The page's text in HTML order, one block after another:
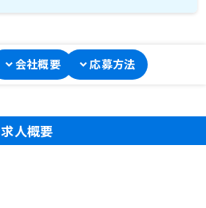
会社概要 応募方法
求人概要